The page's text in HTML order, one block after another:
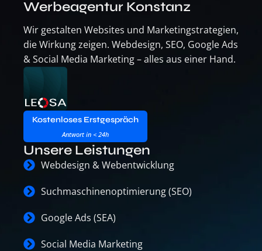
Werbeagentur Konstanz
Wir gestalten Websites und Marketingstrategien,
die Wirkung zeigen. Webdesign, SEO, Google Ads
& Social Media Marketing – alles aus einer Hand.
Kostenloses Erstgespräch
Antwort in < 24h
Unsere Leistungen
Webdesign & Webentwicklung
Suchmaschinenoptimierung (SEO)
Google Ads (SEA)
Social Media Marketing